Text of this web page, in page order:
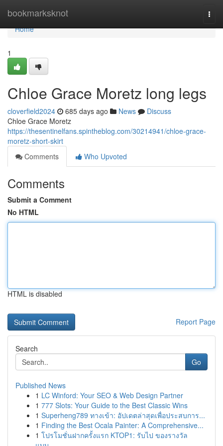
bookmarksknot
Home
Home
1
Chloe Grace Moretz long legs
cloverfield2024 685 days ago News
Discuss
Chloe Grace Moretz
https://thesentinelfans.spintheblog.com/30214941/chloe-grace-
moretz-short-skirt
Comments
Who Upvoted
Comments
Submit a Comment
No HTML
HTML is disabled
Report Page
Search
Go
Published News
1 LC Winford: Your SEO & Web Design Partner
1 777 Slots: Your Guide to the Best Classic Wins
1 Superheng789 ทางเข้า: อัปเดตล่าสุดเพื่อประสบการ...
1 Finding the Best Ocala Painter: A Comprehensive...
1 โปรโมชั่นฝากครั้งแรก KTOP1: รับไป ของรางวัล